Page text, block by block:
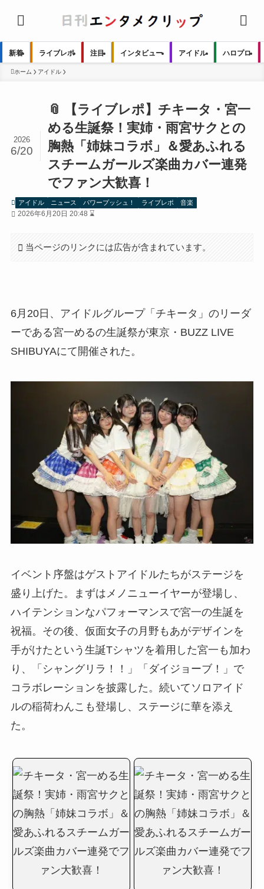
新着 ライブレポ 注目 インタビュー アイドル ハロプロ
ホーム アイドル
📎 【ライブレポ】チキータ・宮一
める生誕祭！実姉・雨宮サクとの
胸熱「姉妹コラボ」＆愛あふれる
スチームガールズ楽曲カバー連発
でファン大歓喜！
2026
6/20
アイドル ニュース パワープッシュ！ ライブレポ 音楽
2026年6月20日 20:48 ⌛
当ページのリンクには広告が含まれています。
6月20日、アイドルグループ「チキータ」のリーダ
ーである宮一めるの生誕祭が東京・BUZZ LIVE
SHIBUYAにて開催された。
イベント序盤はゲストアイドルたちがステージを
盛り上げた。まずはメノニューイヤーが登場し、
ハイテンションなパフォーマンスで宮一の生誕を
祝福。その後、仮面女子の月野もあがデザインを
手がけたという生誕Tシャツを着用した宮一も加わ
り、「シャングリラ！！」「ダイジョーブ！」で
コラボレーションを披露した。続いてソロアイド
ルの稲荷わんこも登場し、ステージに華を添え
た。